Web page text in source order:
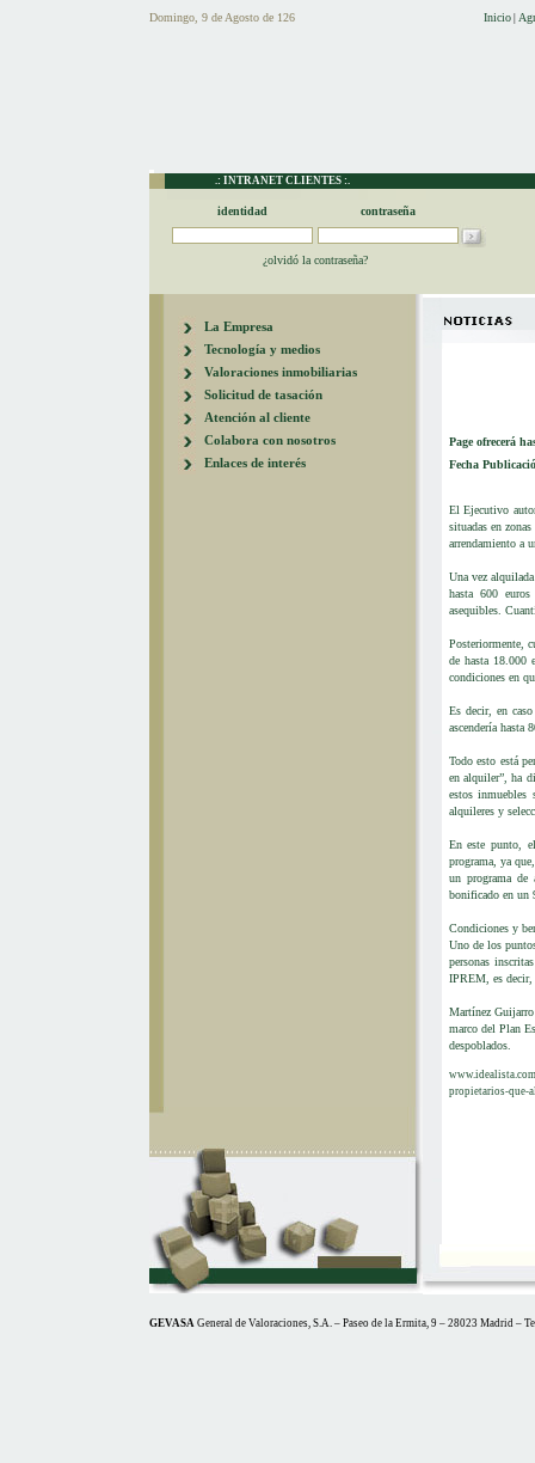
Domingo, 9 de Agosto de 126 Inicio|
.: INTRANET CLIENTES :.
identidad contraseña
¿olvidó la contraseña?
La Empresa
Tecnología y medios
Valoraciones inmobiliarias
Solicitud de tasación
Atención al cliente
Colabora con nosotros
Enlaces de interés
Page ofrecerá
Fecha
El Ejecutivo
situadas en
arrendamiento a
Una vez
hasta 600
asequibles.
Posteriormente,
de hasta 18.000
condiciones en
Es decir, en
ascendería hasta
Todo esto está
en alquiler”, ha
estos inmuebles
alquileres y
En este punto,
programa, ya
un programa de
bonificado en un
Condiciones y
Uno de los
personas
IPREM, es decir,
Martínez
marco del Plan
despoblados.
propietarios-que-
GEVASAGeneral de Valoraciones, S.A. – Paseo de la Ermita, 9 – 28023 Madrid –